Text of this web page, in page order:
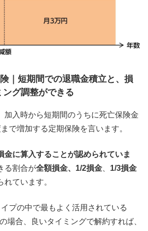
｜短期間での退職金積立と、損
グ調整ができる
加入時から短期間のうちに死亡保険金
で増加する定期保険を言います。
金に算入することが認められていま
る割合が全額損金、 1/2損金
1/3損金
ています。
プの中で最もよく活用されている
場合、良いタイミングで解約すれば、